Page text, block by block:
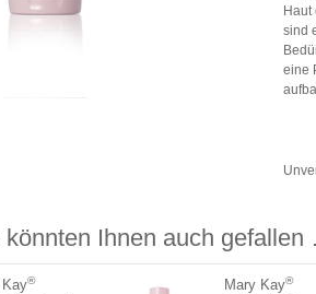
Haut
sind
eine
könnten Ihnen auch
Kay® Mary Kay®